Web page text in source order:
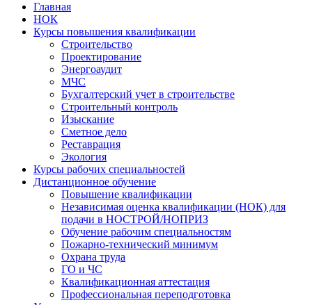
Главная
НОК
Курсы повышения квалификации
Строительство
Проектирование
Энергоаудит
МЧС
Бухгалтерский учет в строительстве
Строительный контроль
Изыскание
Сметное дело
Реставрация
Экология
Курсы рабочих специальностей
Дистанционное обучение
Повышение квалификации
Независимая оценка квалификации (НОК) для
подачи в НОСТРОЙ/НОПРИЗ
Обучение рабочим специальностям
Пожарно-технический минимум
Охрана труда
ГO и ЧС
Квалификационная аттестация
Профессиональная переподготовка